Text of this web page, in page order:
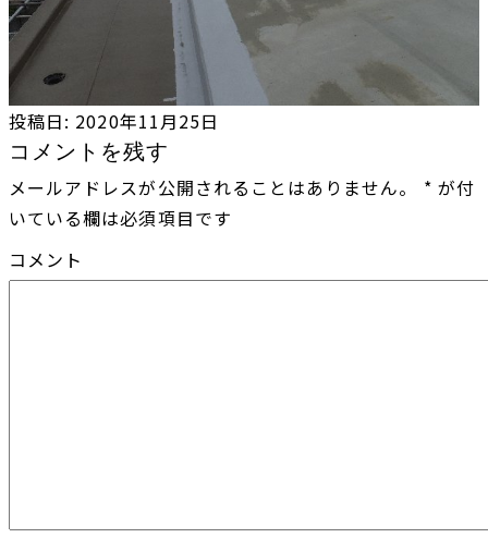
投稿日: 2020年11月25日
コメントを残す
メールアドレスが公開されることはありません。 * が付
いている欄は必須項目です
コメント